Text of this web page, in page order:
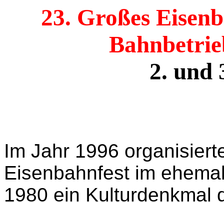
23. Großes
2. und
Im Jahr 1996
Eisenbahnfest im
1980 ein Kulturdenkmal